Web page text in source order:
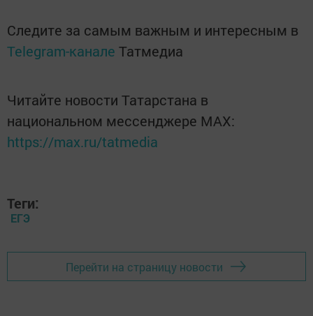
Следите за самым важным и интересным в
Telegram-канале Татмедиа
Читайте новости Татарстана в
национальном мессенджере MАХ:
https://max.ru/tatmedia
Теги:
ЕГЭ
Перейти на страницу новости